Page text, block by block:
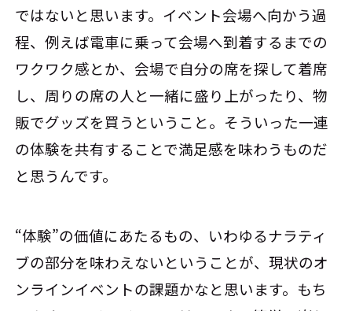
ではないと思います。イベント会場へ向かう過
程、例えば電車に乗って会場へ到着するまでの
ワクワク感とか、会場で自分の席を探して着席
し、周りの席の人と一緒に盛り上がったり、物
販でグッズを買うということ。そういった一連
の体験を共有することで満足感を味わうものだ
と思うんです。
“体験”の価値にあたるもの、いわゆるナラティ
ブの部分を味わえないということが、現状のオ
ンラインイベントの課題かなと思います。もち